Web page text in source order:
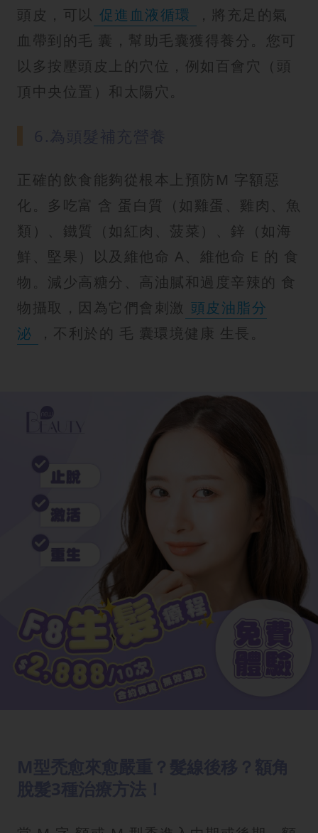
頭皮，可以 促進血液循環
，將充足的氣
血帶到的毛 囊，幫助毛囊獲得養分。您可
以多按壓頭皮上的穴位，例如百會穴（頭
頂中央位置）和太陽穴。
正確的飲食能夠從根本上預防M 字額惡
化。多吃富 含 蛋白質（如雞蛋、雞肉、魚
類）、鐵質（如紅肉、菠菜）、鋅（如海
鮮、堅果）以及維他命 A、維他命 E 的 食
物。減少高糖分、高油膩和過度辛辣的 食
物攝取，因為它們會刺激 頭皮油脂分
泌
，不利於的 毛 囊環境健康 生長。